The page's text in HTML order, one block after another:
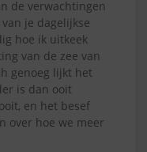
de verwachtingen
je dagelijkse
hoe ik uitkeek
van de zee van
genoeg lijkt het
is dan ooit
en het besef
over hoe we meer